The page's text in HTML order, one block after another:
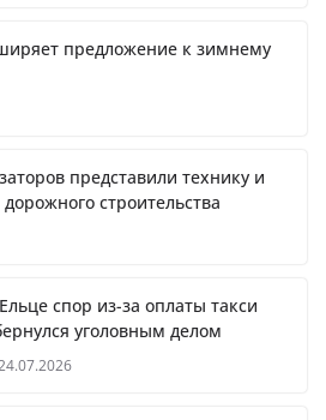
предложение к зимнему
представили технику и
строительства
спор из-за оплаты такси
уголовным делом